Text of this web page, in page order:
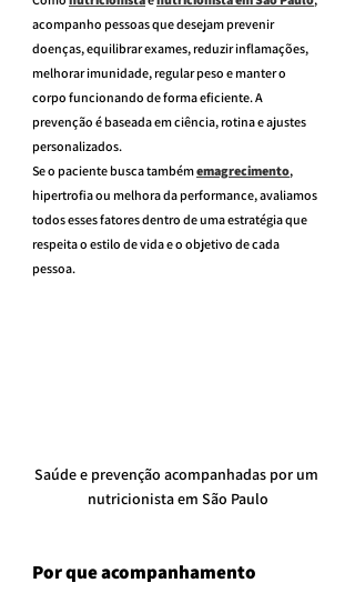
acompanho pessoas que desejam prevenir
doenças, equilibrar exames, reduzir inflamações,
melhorar imunidade, regular peso e manter o
corpo funcionando de forma eficiente. A
prevenção é baseada em ciência, rotina e ajustes
personalizados.
Se o paciente busca também emagrecimento,
hipertrofia ou melhora da performance, avaliamos
todos esses fatores dentro de uma estratégia que
respeita o estilo de vida e o objetivo de cada
pessoa.
Saúde e prevenção acompanhadas por um
nutricionista em São Paulo
Por que acompanhamento